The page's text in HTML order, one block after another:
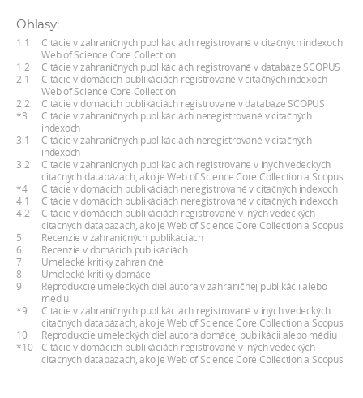
o
n
o
c
h
Ohlasy:
1.1
Citácie v zahraničných publikáciách registrované v citačných indexoch
Web of Science Core Collection
1.2
Citácie v zahraničných publikáciách registrované v databáze SCOPUS
2.1
Citácie v domácich publikáciách registrované v citačných indexoch
Web of Science Core Collection
2.2
Citácie v domácich publikáciách registrované v databáze SCOPUS
*3
Citácie v zahraničných publikáciách neregistrované v citačných
indexoch
3.1
Citácie v zahraničných publikáciách neregistrované v citačných
indexoch
3.2
Citácie v zahraničných publikáciách registrované v iných vedeckých
citačných databázach, ako je Web of Science Core Collection a Scopus
*4
Citácie v domácich publikáciách neregistrované v citačných indexoch
4.1
Citácie v domácich publikáciách neregistrované v citačných indexoch
4.2
Citácie v domácich publikáciách registrované v iných vedeckých
citačných databázach, ako je Web of Science Core Collection a Scopus
5
Recenzie v zahraničných publikáciách
6
Recenzie v domácich publikáciách
7
Umelecké kritiky zahraničné
8
Umelecké kritiky domáce
9
Reprodukcie umeleckých diel autora v zahraničnej publikácii alebo
médiu
*9
Citácie v zahraničných publikáciách registrované v iných vedeckých
citačných databázach, ako je Web of Science Core Collection a Scopus
10
Reprodukcie umeleckých diel autora domácej publikácii alebo médiu
*10
Citácie v domácich publikáciách registrované v iných vedeckých
citačných databázach, ako je Web of Science Core Collection a Scopus